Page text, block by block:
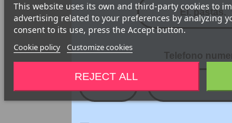

Jaga
This website uses its own and third-party cookies to
advertising related to your preferences by analyzing
consent to its use, press the Accept button.
Cookie policy Customize cookies
REJECT ALL
Telefono